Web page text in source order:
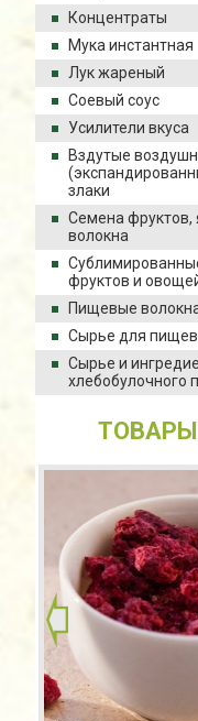
Концентраты
Мука инстантная
Лук жареный
Соевый соус
Усилители вкуса
Вздутые
злаки
Семена фруктов,
волокна
фруктов и
Пищевые
Сырье для
Сырье и
хлебобулочного